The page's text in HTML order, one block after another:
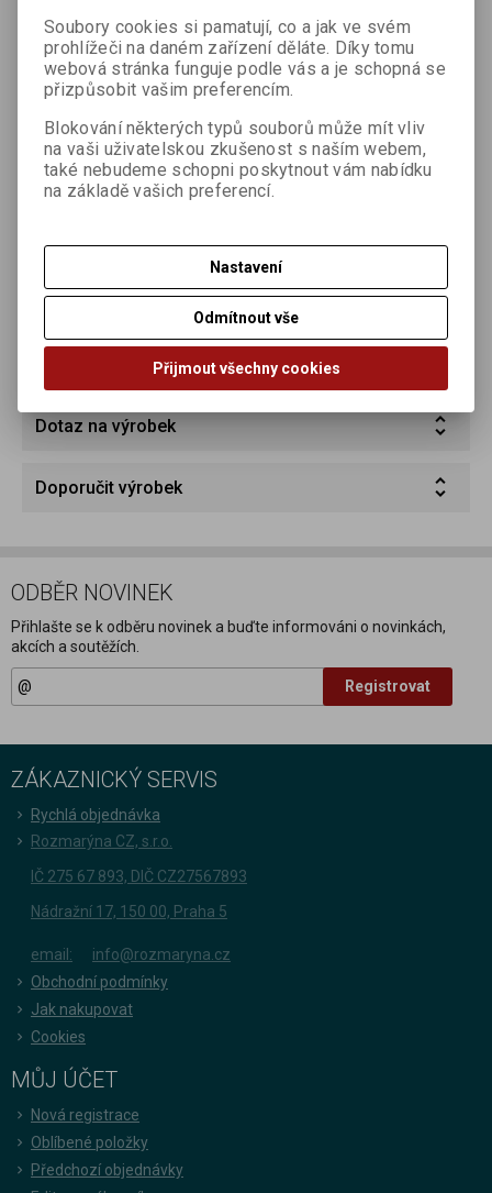
0026
Dotaz na výrobek
Doporučit výrobek
ODBĚR NOVINEK
Přihlašte se k odběru novinek a buďte informováni o novinkách,
akcích a soutěžích.
Registrovat
ZÁKAZNICKÝ SERVIS
Rychlá objednávka
Rozmarýna CZ, s.r.o.
IČ 275 67 893, DIČ CZ27567893
Nádražní 17, 150 00, Praha 5
email:
info@rozmaryna.cz
Obchodní podmínky
Jak nakupovat
Cookies
MŮJ ÚČET
Nová registrace
Oblíbené položky
Předchozí objednávky
Soubory cookies si pamatují, co a jak ve svém
prohlížeči na daném zařízení děláte. Díky tomu
webová stránka funguje podle vás a je schopná se
přizpůsobit vašim preferencím.
Blokování některých typů souborů může mít vliv
na vaši uživatelskou zkušenost s naším webem,
také nebudeme schopni poskytnout vám nabídku
na základě vašich preferencí.
Nastavení
Odmítnout vše
Přijmout všechny cookies